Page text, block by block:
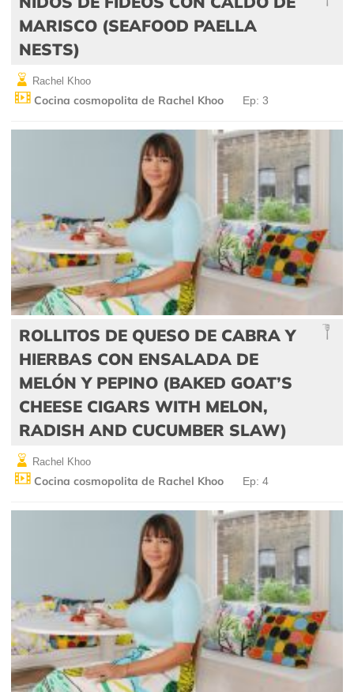
MARISCO (SEAFOOD PAELLA
NESTS)
Rachel Khoo
Cocina cosmopolita de Rachel Khoo Ep: 3
ROLLITOS DE QUESO DE CABRA Y
HIERBAS CON ENSALADA DE
MELÓN Y PEPINO (BAKED GOAT’S
CHEESE CIGARS WITH MELON,
RADISH AND CUCUMBER SLAW)
Rachel Khoo
Cocina cosmopolita de Rachel Khoo Ep: 4